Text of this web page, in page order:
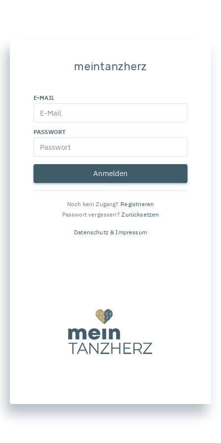
meintanzherz
E-MAIL
PASSWORT
Anmelden
Noch kein Zugang? Registrieren
Passwort vergessen? Zurücksetzen
Datenschutz & Impressum